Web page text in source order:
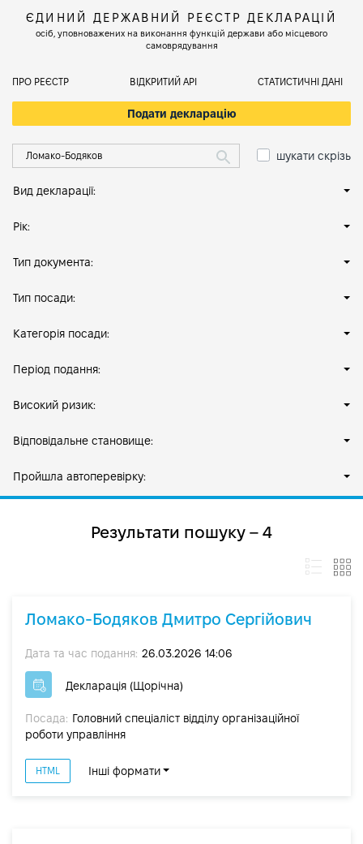
ЄДИНИЙ ДЕРЖАВНИЙ РЕЄСТР ДЕКЛАРАЦІЙ
осіб, уповноважених на виконання функцій держави або місцевого
самоврядування
ПРО РЕЄСТР ВІДКРИТИЙ АРІ СТАТИСТИЧНІ ДАНІ
Подати декларацію
шукати скрізь
Вид декларації:
Рік:
Тип документа:
Тип посади:
Категорія посади:
Період подання:
Високий ризик:
Відповідальне становище:
Пройшла автоперевірку:
Результати пошуку – 4
Ломако-Бодяков Дмитро Сергійович
Дата та час подання: 26.03.2026 14:06
Декларація (Щорічна)
Посада: Головний спеціаліст відділу організаційної
роботи управління
HTML Інші формати